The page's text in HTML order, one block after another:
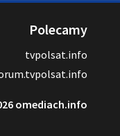
Polecamy
tvpolsat.info
omediach.info